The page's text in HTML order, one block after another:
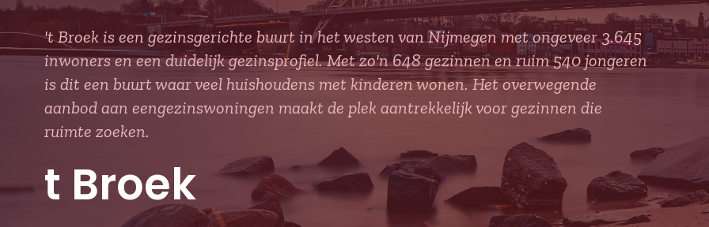
't Broek is een gezinsgerichte buurt in het westen van Nijmegen met ongeveer 3.645
inwoners en een duidelijk gezinsprofiel. Met zo'n 648 gezinnen en ruim 540 jongeren
is dit een buurt waar veel huishoudens met kinderen wonen. Het overwegende
aanbod aan eengezinswoningen maakt de plek aantrekkelijk voor gezinnen die
ruimte zoeken.
t Broek